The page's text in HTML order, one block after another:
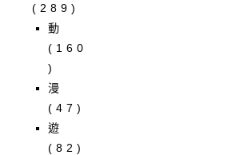
(289)
動
(160
)
漫
(47)
遊
(82)